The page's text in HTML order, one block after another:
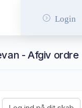
Login
- Afgiv ordre